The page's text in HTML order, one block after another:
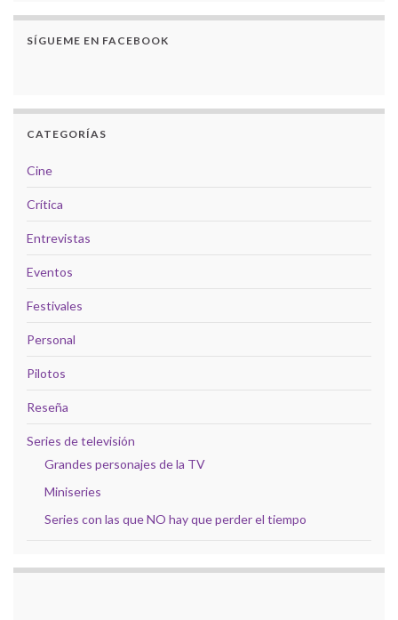
SÍGUEME EN FACEBOOK
CATEGORÍAS
Cine
Crítica
Entrevistas
Eventos
Festivales
Personal
Pilotos
Reseña
Series de televisión
Grandes personajes de la TV
Miniseries
Series con las que NO hay que perder el tiempo